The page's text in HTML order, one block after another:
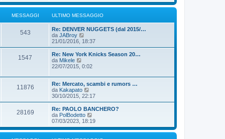
o
a
g
g
i
o
i
m
o
m
e
s
s
a
g
g
i
d
i
u
i
o
m
e
s
g
g
o
MESSAGGI ULTIMO MESSAGGIO
543
Re: DENVER NUGGETS (dal 2015/…
da JABroy
e
d
i
l
i
m
o
m
e
s
s
a
g
g
21/01/2016, 18:37
1547
Re: New York Knicks Season 20…
da Mikele
e
i
u
l
t
i
m
o
m
e
s
s
22/07/2015, 0:02
11876
Re: Mercato, scambi e rumors …
da Kakapato
e
d
i
u
l
i
m
30/10/2015, 22:17
28169
Re: PAOLO BANCHERO?
da PolBodetto
e
d
i
07/03/2023, 18:19